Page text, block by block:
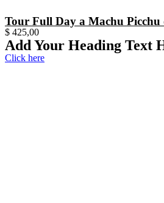
Tour Full Day a Machu Picchu
$ 425,00
Add Your Heading Text
Click here